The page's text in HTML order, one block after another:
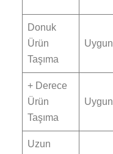
Donuk
Ürün
Taşıma
Uygun
+ Derece
Ürün
Taşıma
Uygun
Uzun